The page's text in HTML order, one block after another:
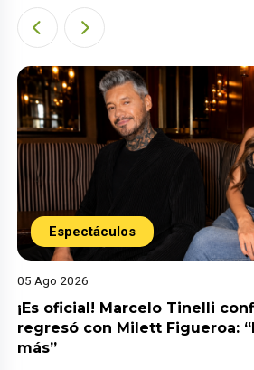
Espectáculos
05 Ago 2026
¡Es oficial! Marcelo Tinelli
regresó con Milett Figueroa:
más”